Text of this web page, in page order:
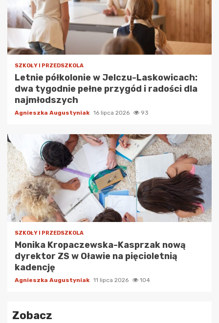
SZKOŁY I PRZEDSZKOLA
Letnie półkolonie w Jelczu-Laskowicach:
dwa tygodnie pełne przygód i radości dla
najmłodszych
Agnieszka Augustyniak 16 lipca 2026 93
SZKOŁY I PRZEDSZKOLA
Monika Kropaczewska-Kasprzak nową
dyrektor ZS w Oławie na pięcioletnią
kadencję
Agnieszka Augustyniak 11 lipca 2026 104
Zobacz